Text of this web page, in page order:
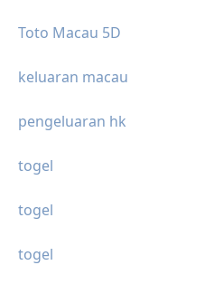
Toto Macau 5D
keluaran macau
pengeluaran hk
togel
togel
togel